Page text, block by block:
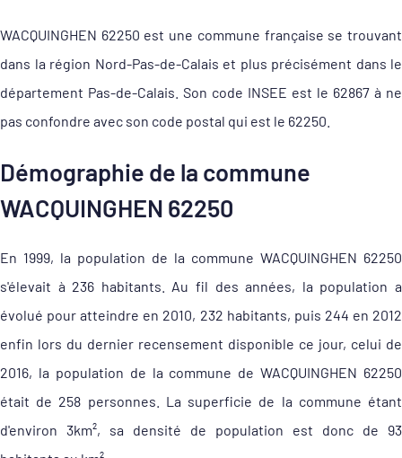
WACQUINGHEN 62250 est une commune française se trouvant
dans la région Nord-Pas-de-Calais et plus précisément dans le
département Pas-de-Calais. Son code INSEE est le 62867 à ne
pas confondre avec son code postal qui est le 62250.
Démographie de la commune
WACQUINGHEN 62250
En 1999, la population de la commune WACQUINGHEN 62250
s'élevait à 236 habitants. Au fil des années, la population a
évolué pour atteindre en 2010, 232 habitants, puis 244 en 2012
enfin lors du dernier recensement disponible ce jour, celui de
2016, la population de la commune de WACQUINGHEN 62250
était de 258 personnes. La superficie de la commune étant
d'environ 3km², sa densité de population est donc de 93